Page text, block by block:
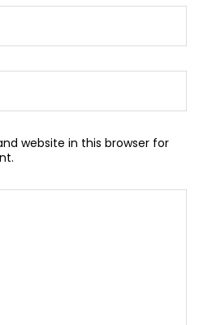
website in this browser for